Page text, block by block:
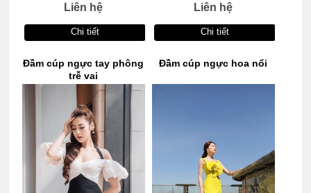
Liên hệ
Chi tiết
Liên hệ
Chi tiết
Đầm cúp ngực tay phông
trễ vai
Đầm cúp ngực hoa nổi